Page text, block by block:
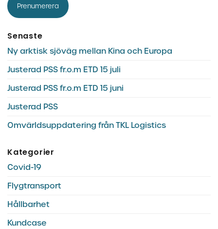
Prenumerera
Senaste
Ny arktisk sjöväg mellan Kina och Europa
Justerad PSS fr.o.m ETD 15 juli
Justerad PSS fr.o.m ETD 15 juni
Justerad PSS
Omvärldsuppdatering från TKL Logistics
Kategorier
Covid-19
Flygtransport
Hållbarhet
Kundcase